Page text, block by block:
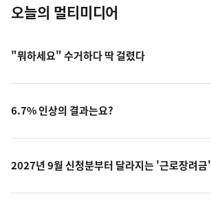
오늘의 멀티미디어
"뭐하세요" 수거하다 딱 걸렸다
6.7% 인상의 결과는요?
2027년 9월 신청분부터 달라지는 '근로장려금'